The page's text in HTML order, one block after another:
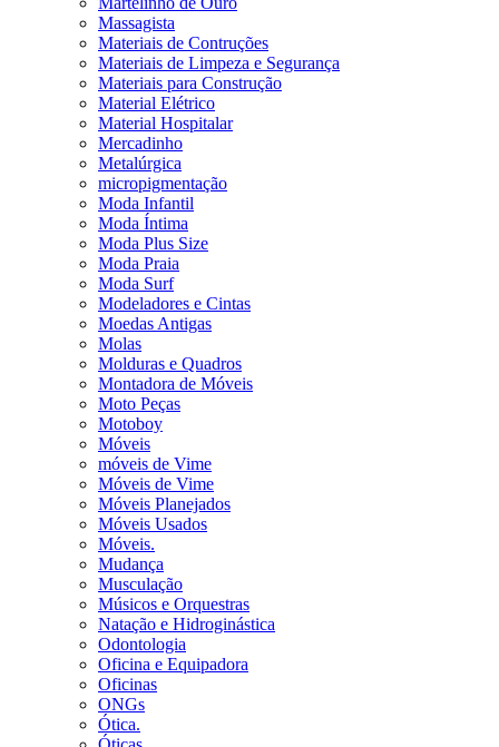
Massagista
Materiais de Contruções
Materiais de Limpeza e Segurança
Materiais para Construção
Material Elétrico
Material Hospitalar
Mercadinho
Metalúrgica
micropigmentação
Moda Infantil
Moda Íntima
Moda Plus Size
Moda Praia
Moda Surf
Modeladores e Cintas
Moedas Antigas
Molas
Molduras e Quadros
Montadora de Móveis
Moto Peças
Motoboy
Móveis
móveis de Vime
Móveis de Vime
Móveis Planejados
Móveis Usados
Móveis.
Mudança
Musculação
Músicos e Orquestras
Natação e Hidroginástica
Odontologia
Oficina e Equipadora
Oficinas
ONGs
Ótica.